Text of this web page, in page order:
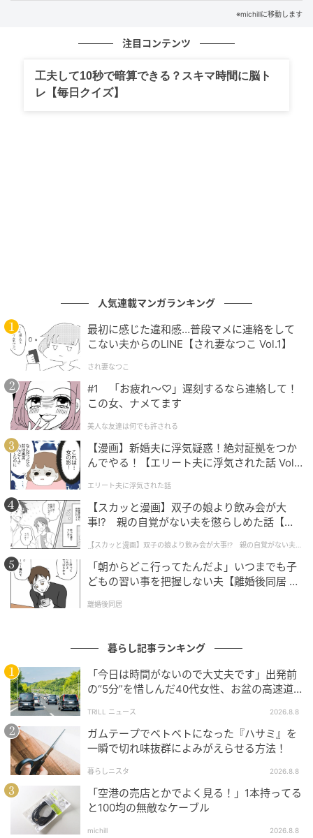
プラグ部分は折り畳めませんが、コンパクトサイズな
アイテムです。
michill
商品名：センサー付きLEDヘッドライト
価格：￥550（税込）
連続点灯時間（約）：強3.5時間、弱5時間、点滅3.5時
間
販売ショップ：ダイソー
JANコード：4971275816596
michill
ダイソーの『センサー付きLEDヘッドライト』は、手
をセンサーにかざすだけでオン・オフが切り替えられ
※michillに移動します
注目コンテンツ
工夫して10秒で暗算できる？スキマ時間に脳ト
レ【毎日クイズ】
人気連載マンガランキング
最初に感じた違和感…普段マメに連絡をして
こない夫からのLINE【され妻なつこ Vol.1】
され妻なつこ
#1 「お疲れ〜♡」遅刻するなら連絡して！
この女、ナメてます
美人な友達は何でも許される
【漫画】新婚夫に浮気疑惑！絶対証拠をつか
んでやる！【エリート夫に浮気された話 Vol.
エリート夫に浮気された話
【スカッと漫画】双子の娘より飲み会が大
事!? 親の自覚がない夫を懲らしめた話【第1
【スカッと漫画】双子の娘より飲み会が大事!? 親の自覚がない夫を
懲らしめた話
「朝からどこ行ってたんだよ」いつまでも子
どもの習い事を把握しない夫【離婚後同居 Vo
離婚後同居
暮らし記事ランキング
「今日は時間がないので大丈夫です」出発前
の“5分”を惜しんだ40代女性、お盆の高速道
TRILL ニュース 2026.8.8
ガムテープでベトベトになった『ハサミ』を
一瞬で切れ味抜群によみがえらせる方法！
暮らしニスタ 2026.8.8
「空港の売店とかでよく見る！」1本持ってる
と100均の無敵なケーブル
michill 2026.8.8